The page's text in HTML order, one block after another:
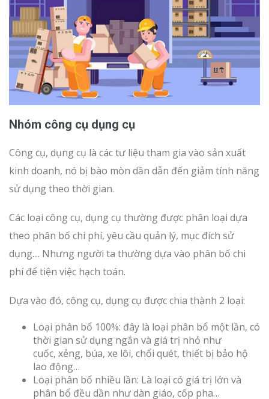
Nhóm công cụ dụng cụ
Công cụ, dụng cụ là các tư liệu tham gia vào sản xuất
kinh doanh, nó bị bào mòn dần dẫn đến giảm tính năng
sử dụng theo thời gian.
Các loại công cụ, dụng cụ thường được phân loại dựa
theo phân bố chi phí, yêu cầu quản lý, mục đích sử
dụng.... Nhưng người ta thường dựa vào phân bố chi
phí để tiện việc hạch toán.
Dựa vào đó, công cụ, dụng cụ được chia thành 2 loại:
Loại phân bổ 100%: đây là loại phân bổ một lần, có
thời gian sử dụng ngắn và giá trị nhỏ như
cuốc, xẻng, búa, xe lôi, chổi quét, thiết bị bảo hộ
lao động…
Loại phân bổ nhiều lần: Là loại có giá trị lớn và
phân bổ đều dần như dàn giáo, cốp pha…